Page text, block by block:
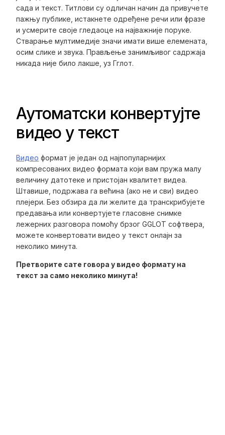
сада и текст. Титлови су одличан начин да привучете
пажњу публике, истакнете одређене речи или фразе
и усмерите своје гледаоце на најважније поруке.
Стварање мултимедије значи имати више елемената,
осим слике и звука. Прављење занимљивог садржаја
никада није било лакше, уз Гглот.
Аутоматски конвертујте
видео у текст
Видео формат је један од најпопуларнијих
компресованих видео формата који вам пружа малу
величину датотеке и пристојан квалитет видеа.
Штавише, подржава га већина (ако не и сви) видео
плејери. Без обзира да ли желите да транскрибујете
предавања или конвертујете гласовне снимке
лежерних разговора помоћу брзог GGLOT софтвера,
можете конвертовати видео у текст онлајн за
неколико минута.
Претворите сате говора у видео формату на
текст за само неколико минута!